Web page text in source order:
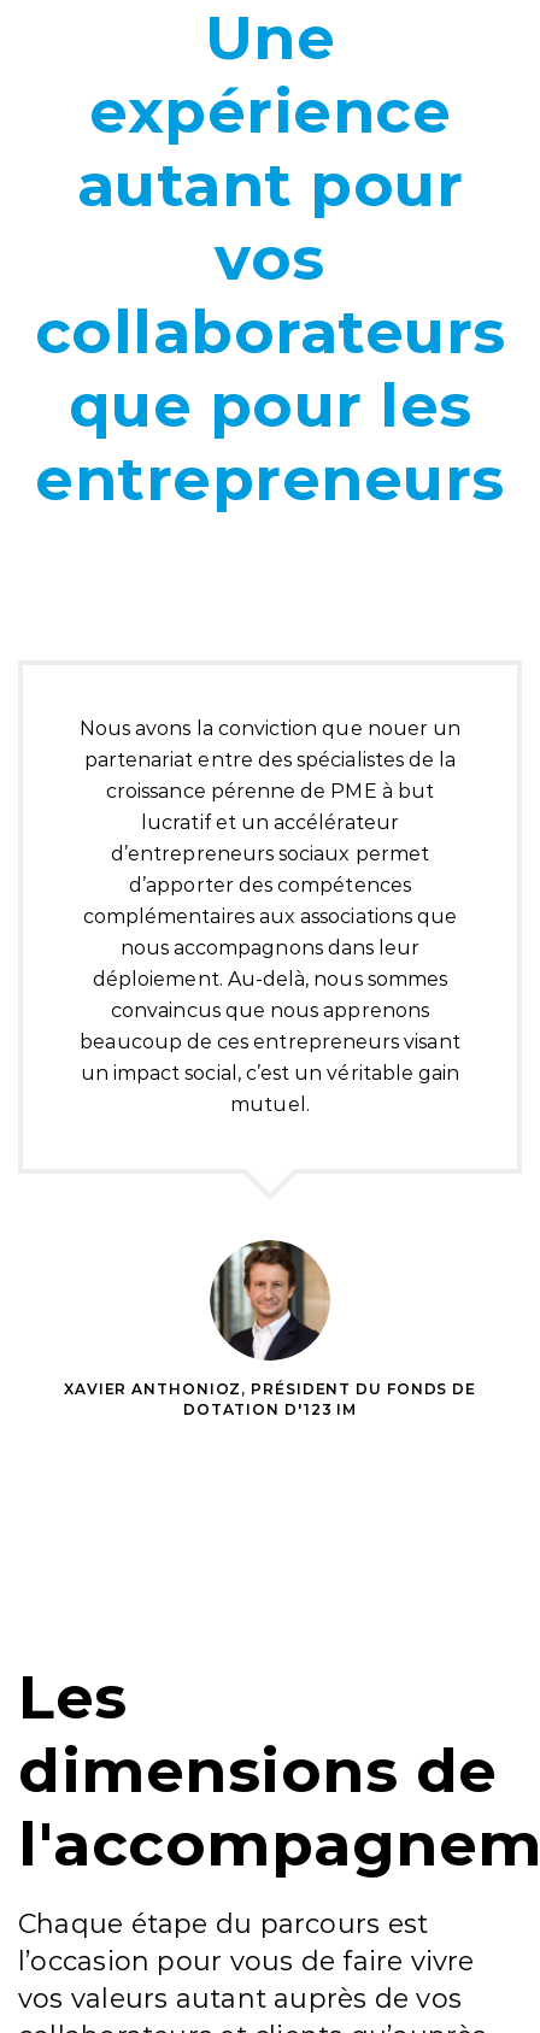
Une
expérience
autant pour
vos
collaborateurs
que pour les
entrepreneurs
Nous avons la conviction que nouer un
partenariat entre des spécialistes de la
croissance pérenne de PME à but
lucratif et un accélérateur
d’entrepreneurs sociaux permet
d’apporter des compétences
complémentaires aux associations que
nous accompagnons dans leur
déploiement. Au-delà, nous sommes
convaincus que nous apprenons
beaucoup de ces entrepreneurs visant
un impact social, c’est un véritable gain
mutuel.
XAVIER ANTHONIOZ, PRÉSIDENT DU FONDS DE
DOTATION D'123 IM
Les
dimensions de
Chaque étape du parcours est
l’occasion pour vous de faire vivre
vos valeurs autant auprès de vos